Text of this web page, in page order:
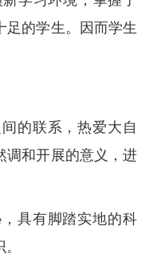
足的学生。因而学生
的联系，热爱大自
调和开展的意义，进
具有脚踏实地的科